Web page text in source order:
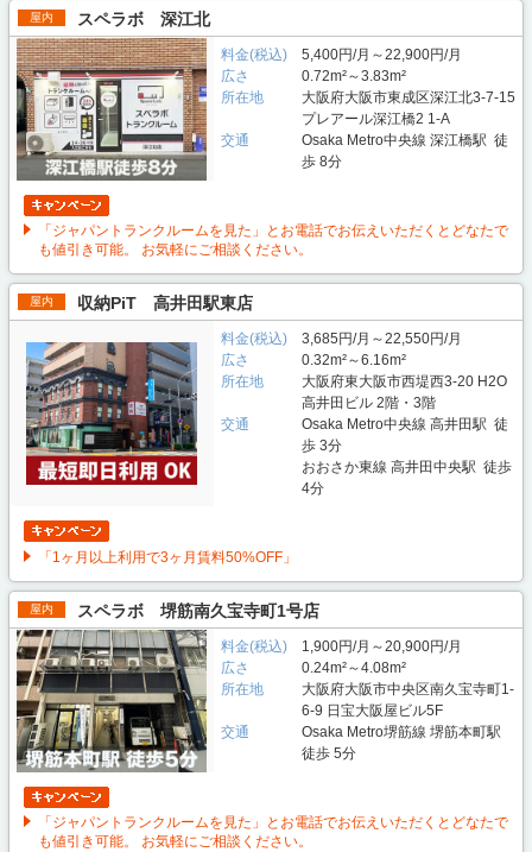
屋内 スペラボ 深江北
料金(税込)
5,400円/月～22,900円/月
広さ
0.72m²～3.83m²
所在地
大阪府大阪市東成区深江北3-7-15
プレアール深江橋2 1-A
交通
Osaka Metro中央線 深江橋駅 徒
歩 8分
「ジャパントランクルームを見た」とお電話でお伝えいただくとどなたで
も値引き可能。 お気軽にご相談ください。
屋内 収納PiT 高井田駅東店
料金(税込)
3,685円/月～22,550円/月
広さ
0.32m²～6.16m²
所在地
大阪府東大阪市西堤西3-20 H2O
高井田ビル 2階・3階
交通
Osaka Metro中央線 高井田駅 徒
歩 3分
おおさか東線 高井田中央駅 徒歩
4分
「1ヶ月以上利用で3ヶ月賃料50%OFF」
屋内 スペラボ 堺筋南久宝寺町1号店
料金(税込)
1,900円/月～20,900円/月
広さ
0.24m²～4.08m²
所在地
大阪府大阪市中央区南久宝寺町1-
6-9 日宝大阪屋ビル5F
交通
Osaka Metro堺筋線 堺筋本町駅
徒歩 5分
「ジャパントランクルームを見た」とお電話でお伝えいただくとどなたで
も値引き可能。 お気軽にご相談ください。